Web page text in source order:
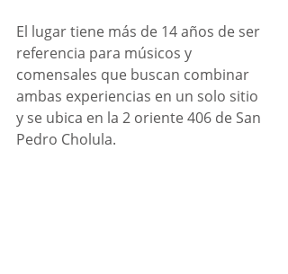
El lugar tiene más de 14 años de ser
referencia para músicos y
comensales que buscan combinar
ambas experiencias en un solo sitio
y se ubica en la 2 oriente 406 de San
Pedro Cholula.